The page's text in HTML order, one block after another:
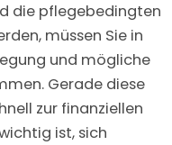
die pflegebedingten
müssen Sie in
und mögliche
Gerade diese
zur finanziellen
ist, sich